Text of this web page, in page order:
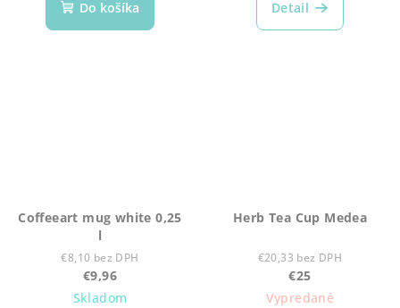
Do košíka Detail
Coffeeart mug white 0,25
l
€8,10 bez DPH
€9,96
Skladom
Herb Tea Cup Medea
€20,33 bez DPH
€25
Vypredané